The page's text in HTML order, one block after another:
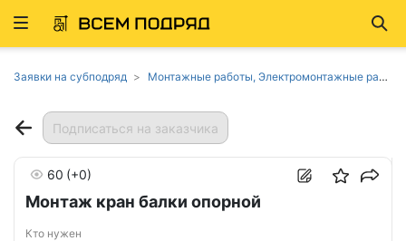
Развернуть
Заявки на субподряд Монтажные работы, Электромонтажные работы в Татарстане
Подписаться на заказчика
Монтаж кран балки опорной
60 (+0)
Кто нужен